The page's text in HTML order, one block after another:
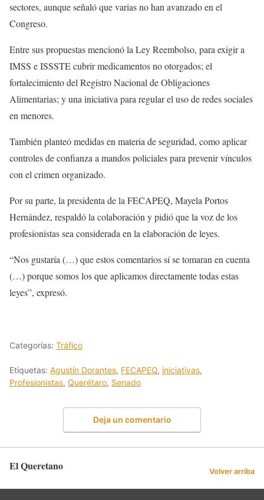
sectores, aunque señaló que varias no han avanzado en el
Congreso.
Entre sus propuestas mencionó la Ley Reembolso, para exigir a
IMSS e ISSSTE cubrir medicamentos no otorgados; el
fortalecimiento del Registro Nacional de Obligaciones
Alimentarias; y una iniciativa para regular el uso de redes sociales
en menores.
También planteó medidas en materia de seguridad, como aplicar
controles de confianza a mandos policiales para prevenir vínculos
con el crimen organizado.
Por su parte, la presidenta de la FECAPEQ, Mayela Portos
Hernández, respaldó la colaboración y pidió que la voz de los
profesionistas sea considerada en la elaboración de leyes.
“Nos gustaría (…) que estos comentarios sí se tomaran en cuenta
(…) porque somos los que aplicamos directamente todas estas
leyes”, expresó.
Categorías: Tráfico
Etiquetas: Agustín Dorantes, FECAPEQ, iniciativas,
Profesionistas, Querétaro, Senado
Deja un comentario
El Queretano Volver arriba